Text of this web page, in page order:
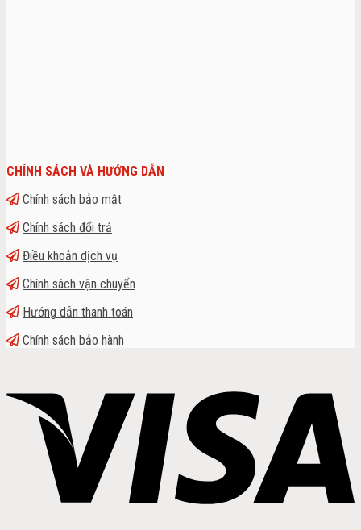
CHÍNH SÁCH VÀ HƯỚNG DẪN
Chính sách bảo mật
Chính sách đổi trả
Điều khoản dịch vụ
Chính sách vận chuyển
Hướng dẫn thanh toán
Chính sách bảo hành